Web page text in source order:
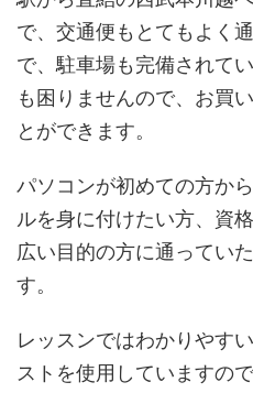
で、交通便もとてもよく
で、駐車場も完備されて
も困りませんので、お買
とができます。
パソコンが初めての方か
ルを身に付けたい方、資
広い目的の方に通ってい
す。
レッスンではわかりやす
ストを使用していますの